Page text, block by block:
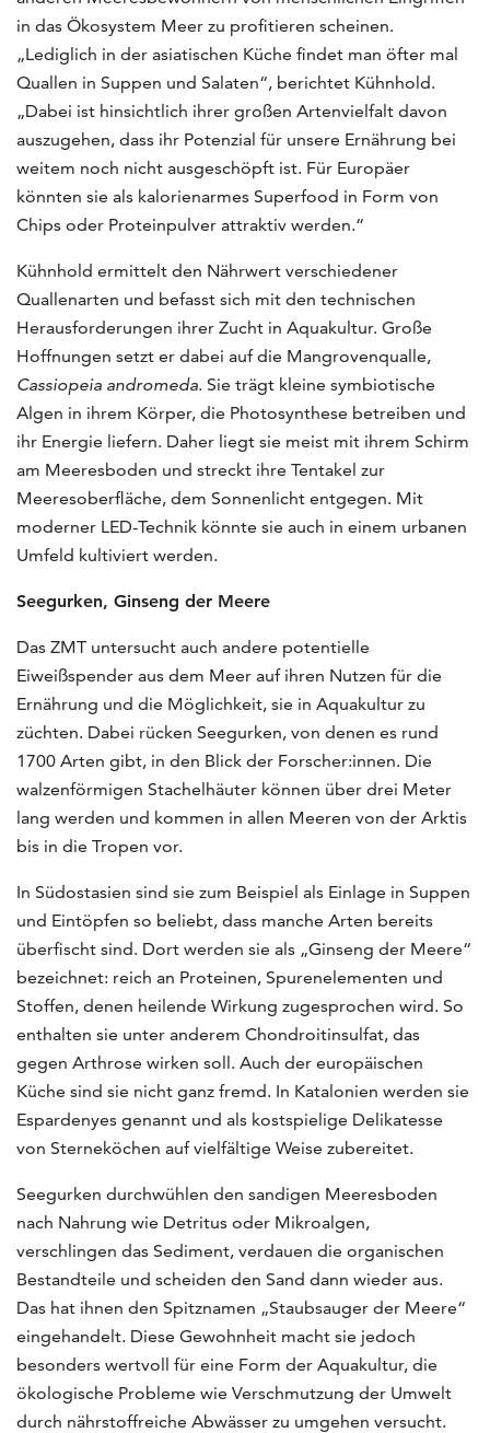
in das Ökosystem Meer zu profitieren scheinen.
„Lediglich in der asiatischen Küche findet man öfter mal
Quallen in Suppen und Salaten“, berichtet Kühnhold.
„Dabei ist hinsichtlich ihrer großen Artenvielfalt davon
auszugehen, dass ihr Potenzial für unsere Ernährung bei
weitem noch nicht ausgeschöpft ist. Für Europäer
könnten sie als kalorienarmes Superfood in Form von
Chips oder Proteinpulver attraktiv werden.“
Kühnhold ermittelt den Nährwert verschiedener
Quallenarten und befasst sich mit den technischen
Herausforderungen ihrer Zucht in Aquakultur. Große
Hoffnungen setzt er dabei auf die Mangrovenqualle,
Cassiopeia andromeda. Sie trägt kleine symbiotische
Algen in ihrem Körper, die Photosynthese betreiben und
ihr Energie liefern. Daher liegt sie meist mit ihrem Schirm
am Meeresboden und streckt ihre Tentakel zur
Meeresoberfläche, dem Sonnenlicht entgegen. Mit
moderner LED-Technik könnte sie auch in einem urbanen
Umfeld kultiviert werden.
Seegurken, Ginseng der Meere
Das ZMT untersucht auch andere potentielle
Eiweißspender aus dem Meer auf ihren Nutzen für die
Ernährung und die Möglichkeit, sie in Aquakultur zu
züchten. Dabei rücken Seegurken, von denen es rund
1700 Arten gibt, in den Blick der Forscher:innen. Die
walzenförmigen Stachelhäuter können über drei Meter
lang werden und kommen in allen Meeren von der Arktis
bis in die Tropen vor.
In Südostasien sind sie zum Beispiel als Einlage in Suppen
und Eintöpfen so beliebt, dass manche Arten bereits
überfischt sind. Dort werden sie als „Ginseng der Meere“
bezeichnet: reich an Proteinen, Spurenelementen und
Stoffen, denen heilende Wirkung zugesprochen wird. So
enthalten sie unter anderem Chondroitinsulfat, das
gegen Arthrose wirken soll. Auch der europäischen
Küche sind sie nicht ganz fremd. In Katalonien werden sie
Espardenyes genannt und als kostspielige Delikatesse
von Sterneköchen auf vielfältige Weise zubereitet.
Seegurken durchwühlen den sandigen Meeresboden
nach Nahrung wie Detritus oder Mikroalgen,
verschlingen das Sediment, verdauen die organischen
Bestandteile und scheiden den Sand dann wieder aus.
Das hat ihnen den Spitznamen „Staubsauger der Meere“
eingehandelt. Diese Gewohnheit macht sie jedoch
besonders wertvoll für eine Form der Aquakultur, die
ökologische Probleme wie Verschmutzung der Umwelt
durch nährstoffreiche Abwässer zu umgehen versucht.